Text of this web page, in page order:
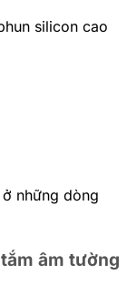
silicon cao
những dòng
âm tường